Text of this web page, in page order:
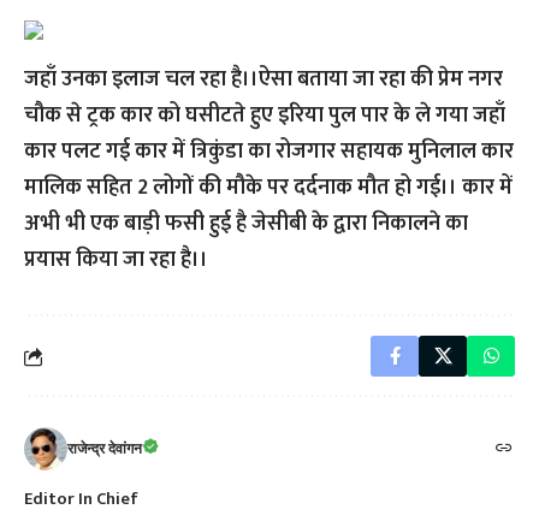
जहाँ उनका इलाज चल रहा है।।ऐसा बताया जा रहा की प्रेम नगर
चौक से ट्रक कार को घसीटते हुए इरिया पुल पार के ले गया जहाँ
कार पलट गई कार में त्रिकुंडा का रोजगार सहायक मुनिलाल कार
मालिक सहित 2 लोगों की मौके पर दर्दनाक मौत हो गई।। कार में
अभी भी एक बाड़ी फसी हुई है जेसीबी के द्वारा निकालने का
प्रयास किया जा रहा है।।
राजेन्द्र देवांगन
Editor In Chief